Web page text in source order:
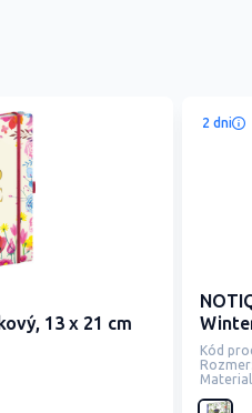
13 x 21 cm
2 dni
Kód